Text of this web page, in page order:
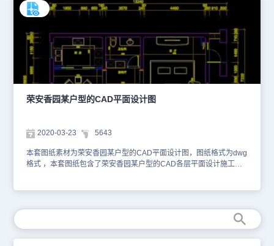
料参考使用，请勿用于商业用途。
荣安香园某户型的CAD平面设计图
2020-03-23 5643
本套图纸素材为荣安香园某户型的CAD平面设计图，图纸格式为dwg
格式 ，本套图纸包含了荣安香园某户型的CAD各层平面设计施工图